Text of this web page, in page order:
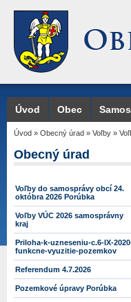
Úvod Obec
Úvod » Obecný úrad » Voľby »
Obecný úrad
Voľby do samosprávy obcí 24.
októbra 2026 Porúbka
Voľby VÚC 2026 samosprávny
kraj
Priloha-k-uzneseniu-c.6-IX-
funkcne-vyuzitie-pozemkov
Referendum 4.7.2026
Pozemkové úpravy Porúbka